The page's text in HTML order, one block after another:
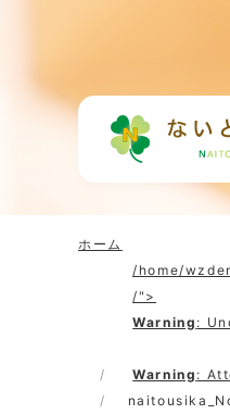
ホーム
/home/
/">
Warning :
Warning :